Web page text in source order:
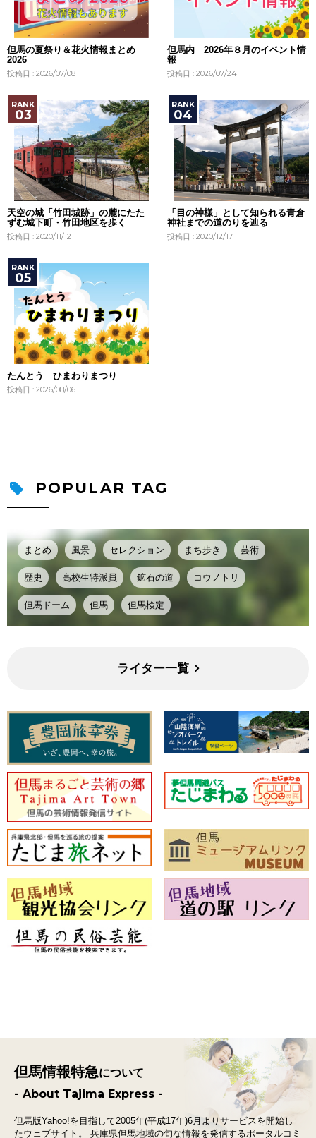
但馬の夏祭り＆花火情報まとめ
2026
投稿日 : 2026/07/08
但馬内 2026年８月のイベント情
報
投稿日 : 2026/07/24
天空の城「竹田城跡」の麓にたた
ずむ城下町・竹田地区を歩く
投稿日 : 2020/11/12
「目の神様」として知られる青倉
神社までの道のりを辿る
投稿日 : 2020/12/17
たんとう ひまわりまつり
投稿日 : 2026/08/06
POPULAR TAG
まとめ 風景 セレクション まち歩き 芸術
歴史 高校生特派員 鉱石の道 コウノトリ
但馬ドーム 但馬 但馬検定
ライター一覧
但馬情報特急について
- About Tajima Express -
但馬版Yahoo!を目指して2005年(平成17年)6月よりサービスを開始し
たウェブサイト。
兵庫県但馬地域の旬な情報を発信するポータルコミ